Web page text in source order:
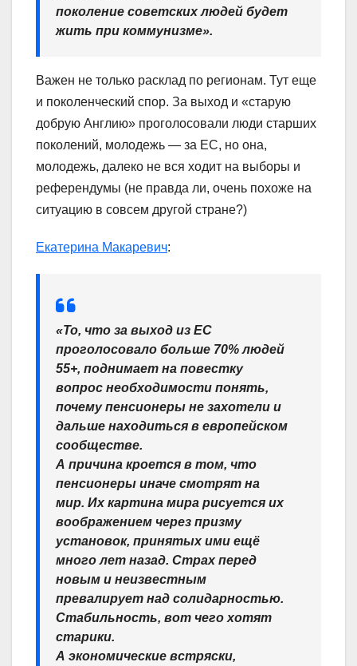
поколение советских людей будет
жить при коммунизме».
Важен не только расклад по регионам. Тут еще
и поколенческий спор. За выход и «старую
добрую Англию» проголосовали люди старших
поколений, молодежь — за ЕС, но она,
молодежь, далеко не вся ходит на выборы и
референдумы (не правда ли, очень похоже на
ситуацию в совсем другой стране?)
Екатерина Макаревич:
«То, что за выход из ЕС
проголосовало больше 70% людей
55+, поднимает на повестку
вопрос необходимости понять,
почему пенсионеры не захотели и
дальше находиться в европейском
сообществе.
А причина кроется в том, что
пенсионеры иначе смотрят на
мир. Их картина мира рисуется их
воображением через призму
установок, принятых ими ещё
много лет назад. Страх перед
новым и неизвестным
превалирует над солидарностью.
Стабильность, вот чего хотят
старики.
А экономические встряски,